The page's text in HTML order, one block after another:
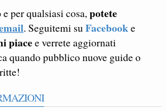
per qualsiasi cosa, potete
. Seguitemi su Facebooke
piacee verrete aggiornati
quando pubblico nuove guide o